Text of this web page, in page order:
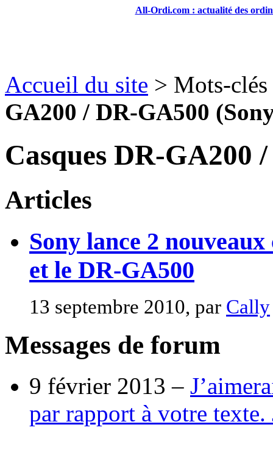
All-Ordi.com : actualité des
Accueil du site > Mots-
GA200 / DR-GA500
Casques DR-GA200
Articles
Sony lance 2
et le DR-GA500
13 septembre 2010, par Cally
Messages de forum
9 février 2013 –
par rapport à votre texte.